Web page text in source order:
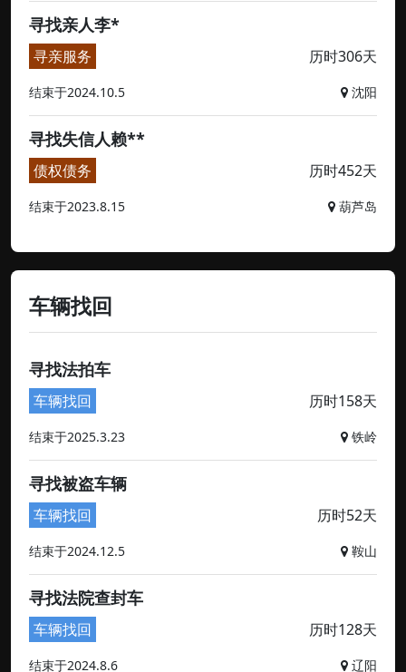
寻找亲人李*
寻亲服务 历时306天
结束于2024.10.5 沈阳
寻找失信人赖**
债权债务 历时452天
结束于2023.8.15 葫芦岛
车辆找回
寻找法拍车
车辆找回 历时158天
结束于2025.3.23 铁岭
寻找被盗车辆
车辆找回 历时52天
结束于2024.12.5 鞍山
寻找法院查封车
车辆找回 历时128天
结束于2024.8.6 辽阳